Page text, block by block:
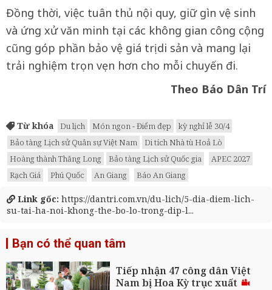
Đồng thời, việc tuân thủ nội quy, giữ gìn vệ sinh
và ứng xử văn minh tại các không gian công cộng
cũng góp phần bảo vệ giá trị di sản và mang lại
trải nghiệm trọn vẹn hơn cho mỗi chuyến đi.
Theo Báo Dân Trí
Từ khóa Du lịch Món ngon - Điểm đẹp
kỳ nghỉ lễ 30/4
Bảo tàng Lịch sử Quân sự Việt Nam
Di tích Nhà tù Hoả Lò
Hoàng thành Thăng Long
Bảo tàng Lịch sử Quốc gia
APEC 2027
Rạch Giá
Phú Quốc An Giang Báo An Giang
Link gốc: https://dantri.com.vn/du-lich/5-dia-diem-lich-
su-tai-ha-noi-khong-the-bo-lo-trong-dip-l...
Bạn có thể quan tâm
Tiếp nhận 47 công dân Việt
Nam bị Hoa Kỳ trục xuất